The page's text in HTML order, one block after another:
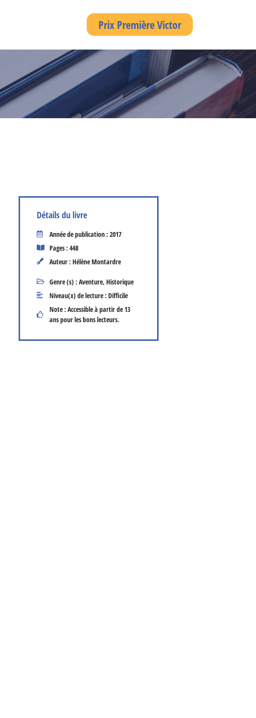
Prix Première Victor
Détails du livre
Année de publication : 2017
Pages : 448
Auteur : Hélène Montardre
Genre (s) :Aventure,Historique
Niveau(x) de lecture :Difficile
Note : Accessible à partir de 13
ans pour les bons lecteurs.